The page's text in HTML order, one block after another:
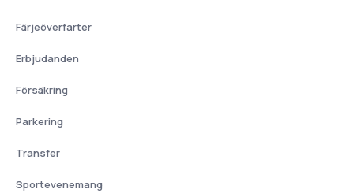
Färjeöverfarter
Erbjudanden
Försäkring
Parkering
Transfer
Sportevenemang